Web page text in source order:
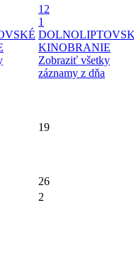
12
1
KINOBRANIE
Zobraziť všetky
záznamy z dňa
19
26
2